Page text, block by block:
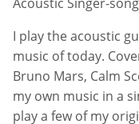
I will dress casual,
shirt. I can provide
time, just the guitar